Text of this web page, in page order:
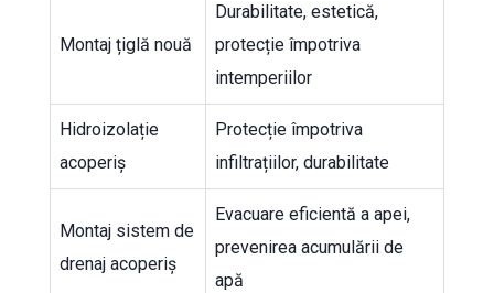
Montaj țiglă nouă
Durabilitate, estetică,
protecție împotriva
intemperiilor
Hidroizolație
acoperiș
Protecție împotriva
infiltrațiilor, durabilitate
Montaj sistem de
drenaj acoperiș
Evacuare eficientă a apei,
prevenirea acumulării de
apă